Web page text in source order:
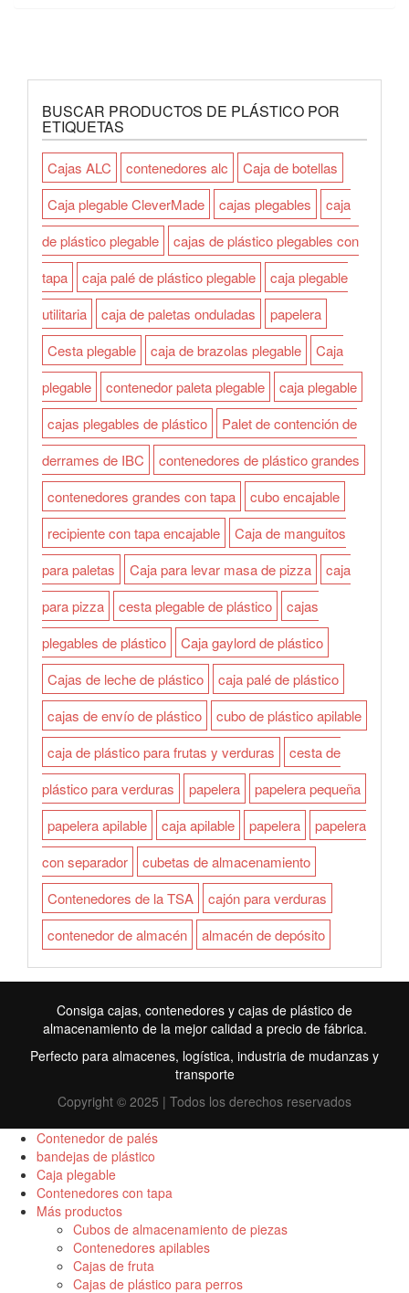
BUSCAR PRODUCTOS DE PLÁSTICO POR
ETIQUETAS
Cajas ALC contenedores alc
Caja de botellas
Caja plegable CleverMade
cajas plegables
caja
de plástico plegable
cajas de plástico plegables con
tapa
caja palé de plástico plegable
caja plegable
utilitaria
caja de paletas onduladas
papelera
Cesta plegable
caja de brazolas plegable
Caja
plegable
contenedor paleta plegable
caja plegable
cajas plegables de plástico
Palet de contención de
derrames de IBC
contenedores de plástico grandes
contenedores grandes con tapa
cubo encajable
recipiente con tapa encajable
Caja de manguitos
para paletas
Caja para levar masa de pizza
caja
para pizza
cesta plegable de plástico
cajas
plegables de plástico
Caja gaylord de plástico
Cajas de leche de plástico
caja palé de plástico
cajas de envío de plástico
cubo de plástico apilable
caja de plástico para frutas y verduras
cesta de
plástico para verduras
papelera
papelera pequeña
papelera apilable
caja apilable papelera
papelera
con separador
cubetas de almacenamiento
Contenedores de la TSA
cajón para verduras
contenedor de almacén
almacén de depósito
Consiga cajas, contenedores y cajas de plástico de
almacenamiento de la mejor calidad a precio de fábrica.
Perfecto para almacenes, logística, industria de mudanzas y
transporte
Copyright © 2025 | Todos los derechos reservados
Contenedor de palés
bandejas de plástico
Caja plegable
Contenedores con tapa
Más productos
Cubos de almacenamiento de piezas
Contenedores apilables
Cajas de fruta
Cajas de plástico para perros